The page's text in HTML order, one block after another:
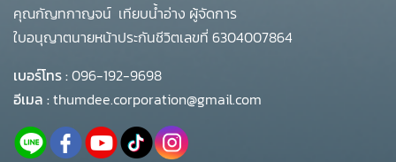
คุณกัญทกาญจน์ เทียบน้ำอ่าง ผู้จัดการ
ใบอนุญาตนายหน้าประกันชีวิตเลขที่ 6304007864
เบอร์โทร :096-192-9698
อีเมล :thumdee.corporation@gmail.com